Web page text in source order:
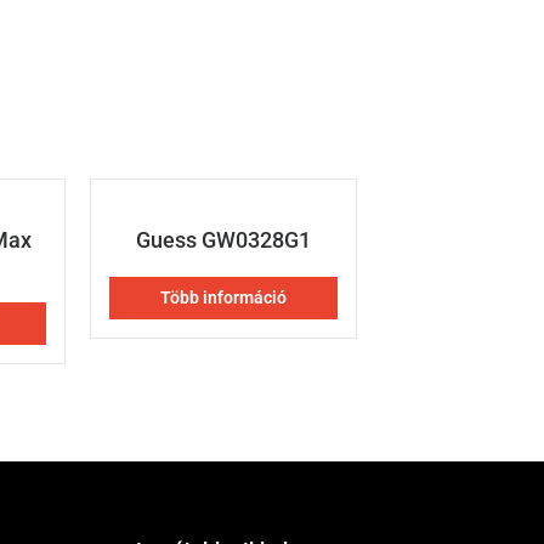
Guess GW0328G1
Több információ